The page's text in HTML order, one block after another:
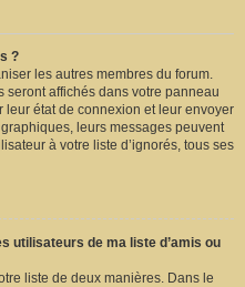
?
les autres membres du forum.
seront affichés dans votre panneau
leur état de connexion et leur envoyer
leurs messages peuvent
à votre liste d’ignorés, tous ses
utilisateurs de ma liste d’amis ou
liste de deux manières. Dans le